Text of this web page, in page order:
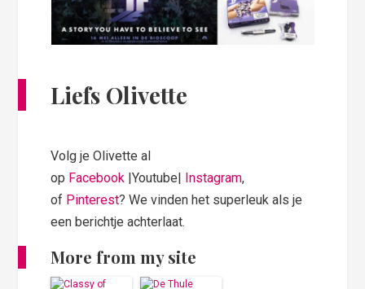
Liefs Olivette
Volg je Olivette al
op Facebook |Youtube| Instagram,
of Pinterest? We vinden het superleuk als je
een berichtje achterlaat.
More from my site